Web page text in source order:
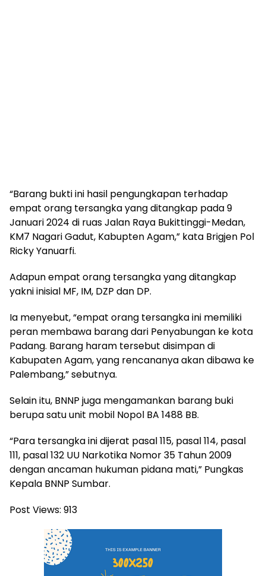
“Barang bukti ini hasil pengungkapan terhadap
empat orang tersangka yang ditangkap pada 9
Januari 2024 di ruas Jalan Raya Bukittinggi-Medan,
KM7 Nagari Gadut, Kabupten Agam,” kata Brigjen Pol
Ricky Yanuarfi.
Adapun empat orang tersangka yang ditangkap
yakni inisial MF, IM, DZP dan DP.
Ia menyebut, “empat orang tersangka ini memiliki
peran membawa barang dari Penyabungan ke kota
Padang. Barang haram tersebut disimpan di
Kabupaten Agam, yang rencananya akan dibawa ke
Palembang,” sebutnya.
Selain itu, BNNP juga mengamankan barang buki
berupa satu unit mobil Nopol BA 1488 BB.
“Para tersangka ini dijerat pasal 115, pasal 114, pasal
111, pasal 132 UU Narkotika Nomor 35 Tahun 2009
dengan ancaman hukuman pidana mati,” Pungkas
Kepala BNNP Sumbar.
Post Views: 913